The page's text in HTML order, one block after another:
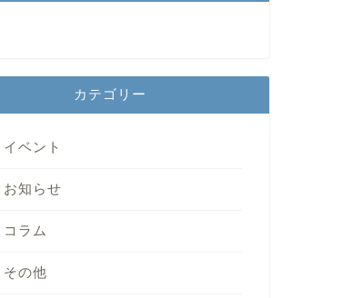
カテゴリー
イベント
お知らせ
コラム
その他